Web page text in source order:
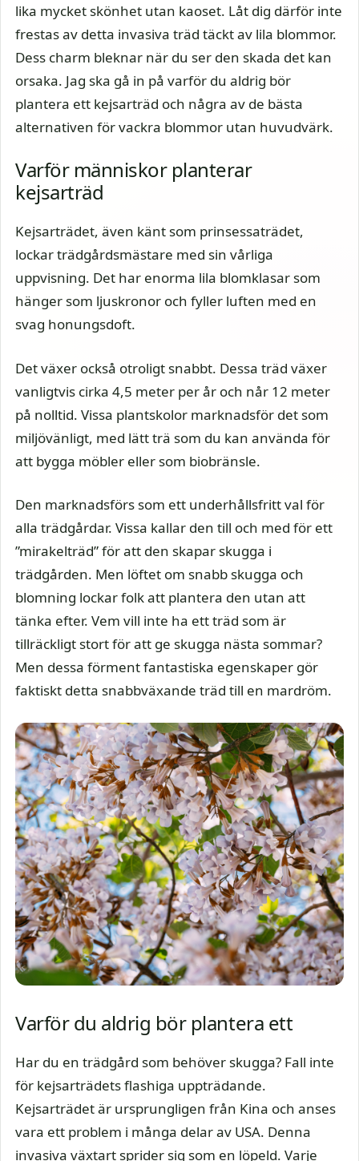
lika mycket skönhet utan kaoset. Låt dig därför inte
frestas av detta invasiva träd täckt av lila blommor.
Dess charm bleknar när du ser den skada det kan
orsaka. Jag ska gå in på varför du aldrig bör
plantera ett kejsarträd och några av de bästa
alternativen för vackra blommor utan huvudvärk.
Varför människor planterar
kejsarträd
Kejsarträdet, även känt som prinsessaträdet,
lockar trädgårdsmästare med sin vårliga
uppvisning. Det har enorma lila blomklasar som
hänger som ljuskronor och fyller luften med en
svag honungsdoft.
Det växer också otroligt snabbt. Dessa träd växer
vanligtvis cirka 4,5 meter per år och når 12 meter
på nolltid. Vissa plantskolor marknadsför det som
miljövänligt, med lätt trä som du kan använda för
att bygga möbler eller som biobränsle.
Den marknadsförs som ett underhållsfritt val för
alla trädgårdar. Vissa kallar den till och med för ett
”mirakelträd” för att den skapar skugga i
trädgården. Men löftet om snabb skugga och
blomning lockar folk att plantera den utan att
tänka efter. Vem vill inte ha ett träd som är
tillräckligt stort för att ge skugga nästa sommar?
Men dessa förment fantastiska egenskaper gör
faktiskt detta snabbväxande träd till en mardröm.
Varför du aldrig bör plantera ett
Har du en trädgård som behöver skugga? Fall inte
för kejsarträdets flashiga uppträdande.
Kejsarträdet är ursprungligen från Kina och anses
vara ett problem i många delar av USA. Denna
invasiva växtart sprider sig som en löpeld. Varje